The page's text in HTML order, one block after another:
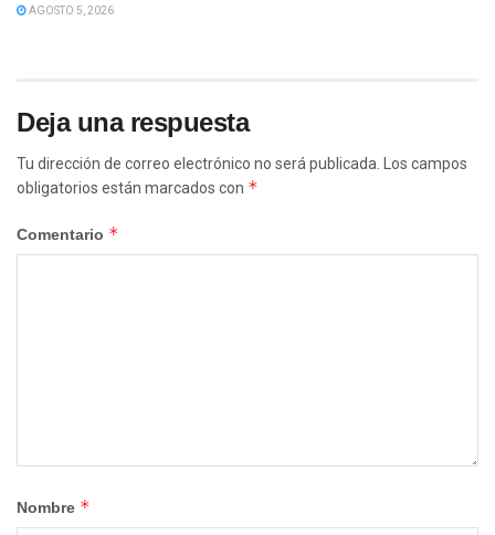
AGOSTO 5, 2026
Deja una respuesta
Tu dirección de correo electrónico no será publicada.
Los campos
obligatorios están marcados con *
Comentario *
Nombre *